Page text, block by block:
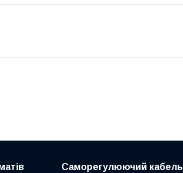
Саморегулюючий кабель